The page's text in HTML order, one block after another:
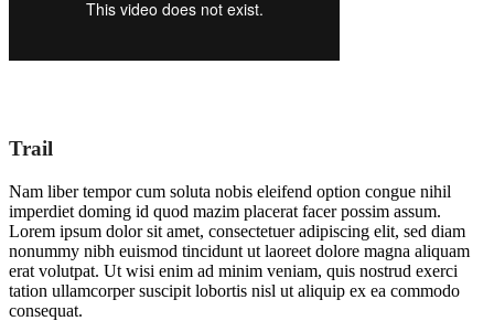
Trail
Nam liber tempor cum soluta nobis eleifend option congue nihil
imperdiet doming id quod mazim placerat facer possim assum.
Lorem ipsum dolor sit amet, consectetuer adipiscing elit, sed diam
nonummy nibh euismod tincidunt ut laoreet dolore magna aliquam
erat volutpat. Ut wisi enim ad minim veniam, quis nostrud exerci
tation ullamcorper suscipit lobortis nisl ut aliquip ex ea commodo
consequat.